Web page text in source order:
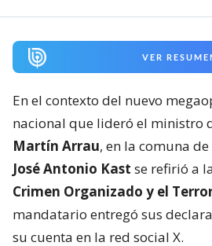
VER
En el contexto del nuevo
nacional que lideró el ministro
Martín Arrau, en la comuna
José Antonio Kast se refirió a
Crimen Organizado y el
mandatario entregó sus
su cuenta en la red social X.